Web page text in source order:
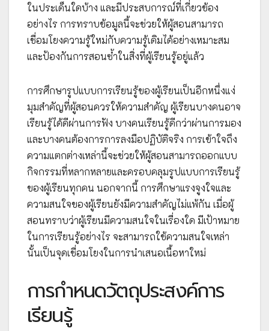
ในประเด็นใดบ้าง และมีประสบการณ์ที่เกี่ยวข้อง
อย่างไร การทราบข้อมูลนี้จะช่วยให้ผู้สอนสามารถ
เชื่อมโยงความรู้ใหม่กับความรู้เดิมได้อย่างเหมาะสม
และป้องกันการสอนซ้ำในสิ่งที่ผู้เรียนรู้อยู่แล้ว
การศึกษารูปแบบการเรียนรู้ของผู้เรียนเป็นอีกหนึ่งแง่
มุมสำคัญที่ผู้สอนควรให้ความสำคัญ ผู้เรียนบางคนอาจ
เรียนรู้ได้ดีผ่านการฟัง บางคนเรียนรู้ดีกว่าผ่านการมอง
และบางคนต้องการการลงมือปฏิบัติจริง การเข้าใจถึง
ความแตกต่างเหล่านี้จะช่วยให้ผู้สอนสามารถออกแบบ
กิจกรรมที่หลากหลายและครอบคลุมรูปแบบการเรียนรู้
ของผู้เรียนทุกคน นอกจากนี้ การศึกษาแรงจูงใจและ
ความสนใจของผู้เรียนยังมีความสำคัญไม่แพ้กัน เมื่อผู้
สอนทราบว่าผู้เรียนมีความสนใจในเรื่องใด มีเป้าหมาย
ในการเรียนรู้อย่างไร จะสามารถใช้ความสนใจเหล่า
นั้นเป็นจุดเชื่อมโยงในการนำเสนอเนื้อหาใหม่
การกำหนดวัตถุประสงค์การ
เรียนรู้